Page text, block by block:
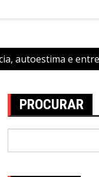
autoestima e
PROCURAR